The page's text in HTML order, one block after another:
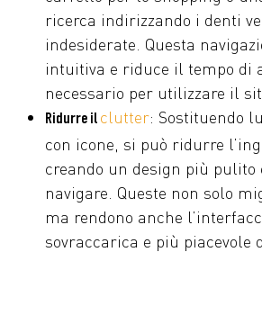
ricerca indirizzando i denti
indesiderate. Questa
intuitiva e riduce il tempo di
necessario per utilizzare il
Ridurre il clutter: Sostituendo
con icone, si può ridurre
creando un design più pulito
navigare. Queste non solo
ma rendono anche
sovraccarica e più piacevole